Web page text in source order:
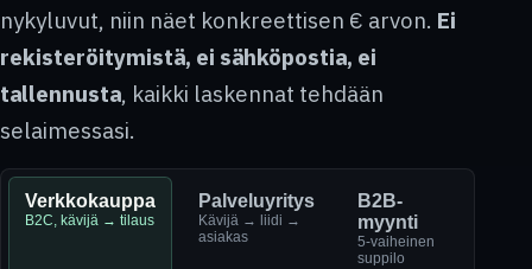
nykyluvut, niin näet konkreettisen € arvon. Ei
rekisteröitymistä, ei sähköpostia, ei
tallennusta, kaikki laskennat tehdään
selaimessasi.
Verkkokauppa
B2C, kävijä → tilaus
Palveluyritys
Kävijä → liidi →
asiakas
B2B-
myynti
5-vaiheinen
suppilo